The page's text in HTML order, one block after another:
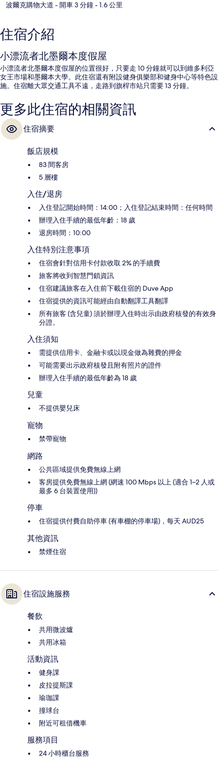
波爾克購物大道 - 開車 3 分鐘- 1.6 公里
住宿介紹
小漂流者北墨爾本度假屋
小漂流者北墨爾本度假屋的位置很好，只要走 10 分鐘就可以到維多利亞
女王市場和墨爾本大學。此住宿還有附設健身俱樂部和健身中心等特色設
施。住宿離大眾交通工具不遠，走路到旗桿市站只需要 13 分鐘。
更多此住宿的相關資訊
住宿摘要
飯店規模
83 間客房
5 層樓
入住/退房
入住登記開始時間：14:00；入住登記結束時間：任何時間
辦理入住手續的最低年齡：18 歲
退房時間：10:00
入住特別注意事項
住宿會針對信用卡付款收取 2% 的手續費
旅客將收到智慧門鎖資訊
住宿建議旅客在入住前下載住宿的 Duve App
住宿提供的資訊可能經由自動翻譯工具翻譯
所有旅客 (含兒童) 須於辦理入住時出示由政府核發的有效身
分證。
入住須知
需提供信用卡、金融卡或以現金做為雜費的押金
可能需要出示政府核發且附有照片的證件
辦理入住手續的最低年齡為 18 歲
兒童
不提供嬰兒床
寵物
禁帶寵物
網路
公共區域提供免費無線上網
客房提供免費無線上網 (網速 100 Mbps 以上 (適合 1–2 人或
最多 6 台裝置使用))
停車
住宿提供付費自助停車 (有車棚的停車場)，每天 AUD25
其他資訊
禁煙住宿
住宿設施服務
餐飲
共用微波爐
共用冰箱
活動資訊
健身課
皮拉提斯課
瑜珈課
撞球台
附近可租借機車
服務項目
24 小時櫃台服務